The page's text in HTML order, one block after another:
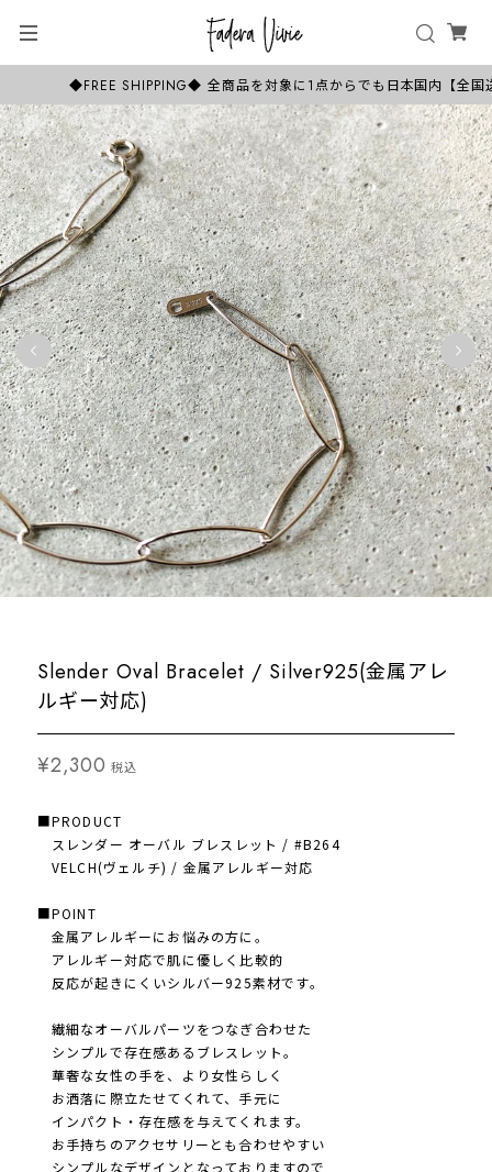
◆FREE SHIPPING◆ 全商品を対象に1点からでも日本国内【全国
Slender Oval Bracelet / Silver925(金属アレ
ルギー対応)
¥2,300 税込
■PRODUCT
スレンダー オーバル ブレスレット / #B264
VELCH(ヴェルチ) / 金属アレルギー対応
■POINT
金属アレルギーにお悩みの方に。
アレルギー対応で肌に優しく比較的
反応が起きにくいシルバー925素材です。
繊細なオーバルパーツをつなぎ合わせた
シンプルで存在感あるブレスレット。
華奢な女性の手を 、より女性らしく
お洒落に際立たせ てくれて、手元に
インパクト・存在感を与えてくれます。
お手持ちのアクセサリーとも合わせやすい
シンプルなデザインとなっておりますので